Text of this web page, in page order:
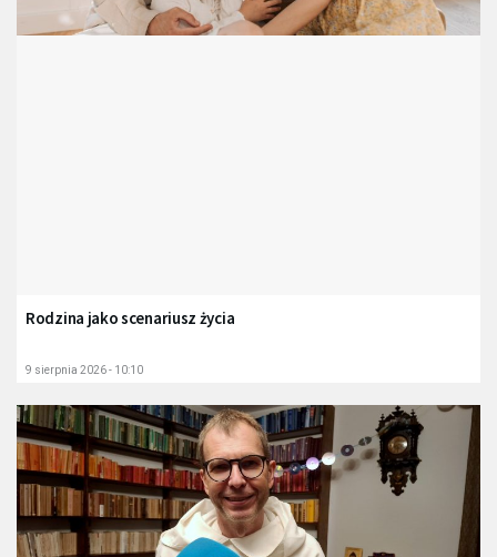
Rodzina jako scenariusz życia
9 sierpnia 2026 - 10:10